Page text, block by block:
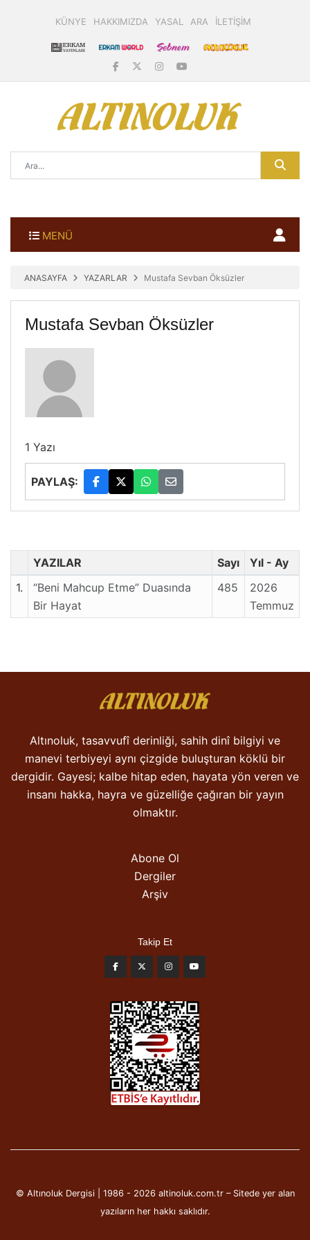
KÜNYE HAKKIMIZDA YASAL ARA İLETİŞİM
MENÜ
ANASAYFA YAZARLAR Mustafa Sevban Öksüzler
Mustafa Sevban Öksüzler
1 Yazı
PAYLAŞ:
YAZILAR Sayı
Yıl - Ay
1.
“Beni Mahcup Etme” Duasında
Bir Hayat
485
2026
Temmuz
Altınoluk, tasavvufî derinliği, sahih dinî bilgiyi ve
manevi terbiyeyi aynı çizgide buluşturan köklü bir
dergidir. Gayesi; kalbe hitap eden, hayata yön veren ve
insanı hakka, hayra ve güzelliğe çağıran bir yayın
olmaktır.
Abone Ol
Dergiler
Arşiv
Takip Et
© Altınoluk Dergisi | 1986 - 2026 altinoluk.com.tr – Sitede yer alan
yazıların her hakkı saklıdır.